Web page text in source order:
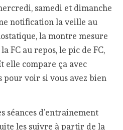
samedi et dimanche
notification la veille au
la montre mesure
FC au repos, le pic de FC,
elle compare ça avec
pour voir si vous avez bien
séances d’entrainement
les suivre à partir de la